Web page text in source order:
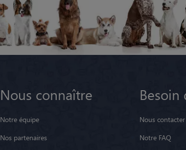
Nous connaître
Notre équipe
Nos partenaires
Besoin
Nous contacter
Notre FAQ